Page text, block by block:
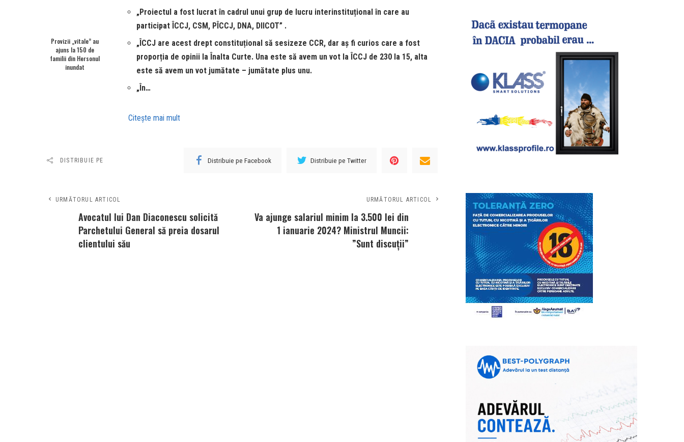
Provizii „vitale” au
ajuns la 150 de
familii din Hersonul
inundat
„Proiectul a fost lucrat în cadrul unui grup de lucru interinstituțional în care au
participat ÎCCJ, CSM, PÎCCJ, DNA, DIICOT” .
„ÎCCJ are acest drept constituțional să sesizeze CCR, dar aș fi curios care a fost
proporția de opinii la Înalta Curte. Una este să avem un vot la ÎCCJ de 230 la 15, alta
este să avem un vot jumătate – jumătate plus unu.
„În…
Citeşte mai mult
DISTRIBUIE PE Distribuie pe Facebook Distribuie pe Twitter
URMĂTORUL ARTICOL
Avocatul lui Dan Diaconescu solicită
Parchetului General să preia dosarul
clientului său
URMĂTORUL ARTICOL
Va ajunge salariul minim la 3.500 lei din
1 ianuarie 2024? Ministrul Muncii:
”Sunt discuții”